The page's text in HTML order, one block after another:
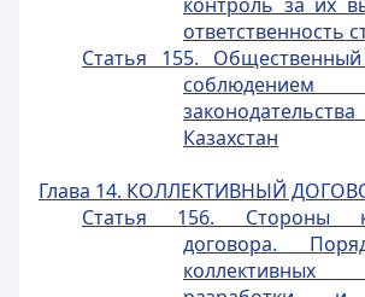
ответственность
Статья 155.
соблюдением
Казахстан
Глава 14. КОЛЛЕКТИВНЫЙ
Статья 156. Стороны
договора.
коллективных